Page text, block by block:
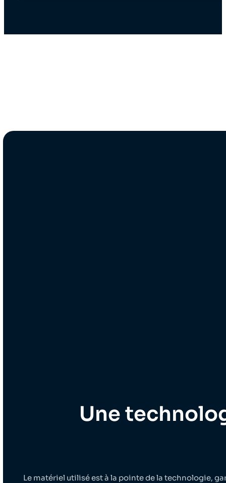
Une
Le matériel utilisé est à la pointe de la technologie,